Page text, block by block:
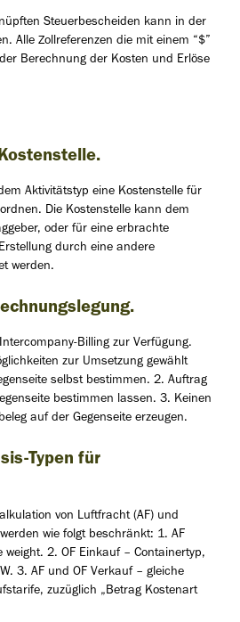
Steuerbescheiden kann in der
Alle Zollreferenzen die mit einem “$”
Berechnung der Kosten und Erlöse
Aktivitätstyp eine Kostenstelle für
Die Kostenstelle kann dem
oder für eine erbrachte
durch eine andere
werden.
Billing zur Verfügung.
zur Umsetzung gewählt
selbst bestimmen. 2. Auftrag
bestimmen lassen. 3. Keinen
auf der Gegenseite erzeugen.
Typen für
von Luftfracht (AF) und
wie folgt beschränkt: 1. AF
2. OF Einkauf – Containertyp,
3. AF und OF Verkauf – gleiche
zuzüglich „Betrag Kostenart